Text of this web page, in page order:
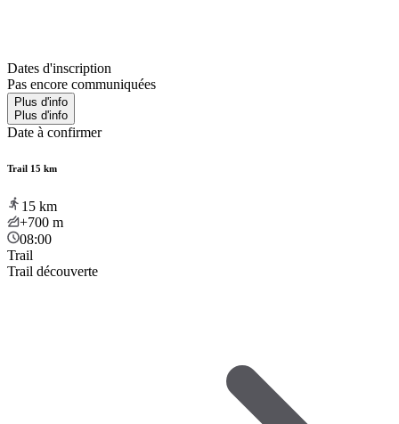
Dates d'inscription
Pas encore communiquées
Plus d'info
Plus d'info
Date à confirmer
Trail 15 km
15 km
+700 m
08:00
Trail
Trail découverte